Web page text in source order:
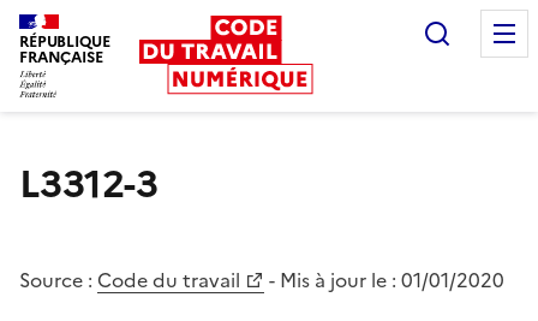
RÉPUBLIQUE
FRANÇAISE
L3312-3
Source : Code du travail - Mis à jour le : 01/01/2020